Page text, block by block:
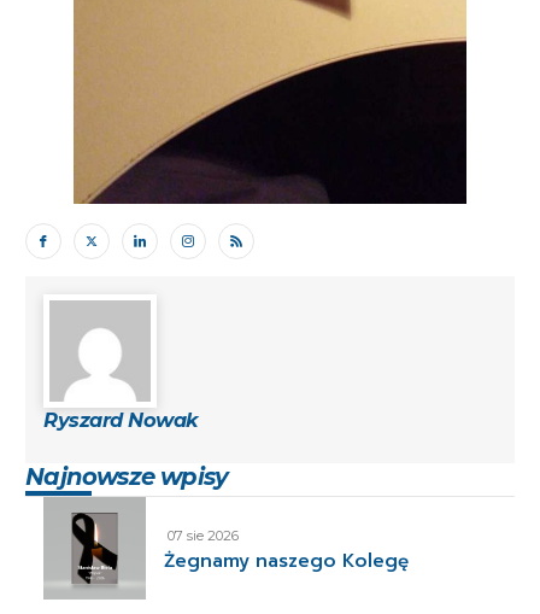
Ryszard Nowak
Najnowsze wpisy
07 sie 2026
Żegnamy naszego Kolegę